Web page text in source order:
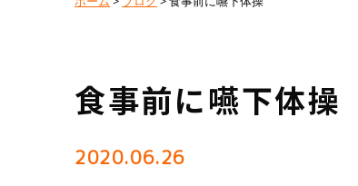
食事前に嚥下体操
2020.06.26